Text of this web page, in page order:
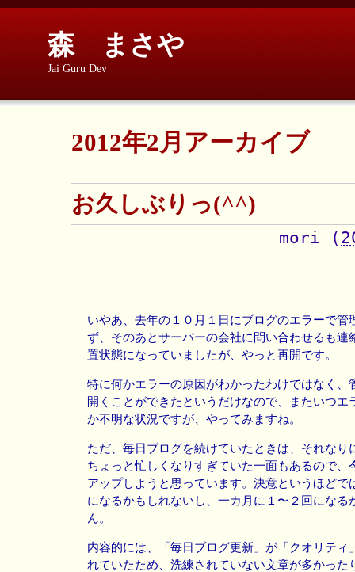
森 まさや
Jai Guru Dev
2012年2月アーカイブ
お久しぶりっ(^^)
mori (
いやあ、去年の１０月１日にブログのエラーで管
ず、そのあとサーバーの会社に問い合わせるも連
置状態になっていましたが、やっと再開です。
特に何かエラーの原因がわかったわけではなく、
開くことができたというだけなので、またいつエ
か不明な状況ですが、やってみますね。
ただ、毎日ブログを続けていたときは、それなり
ちょっと忙しくなりすぎていた一面もあるので、
アップしようと思っています。決意というほどで
になるかもしれないし、一カ月に１〜２回になる
ん。
内容的には、「毎日ブログ更新」が「クオリティ
れていたため、洗練されていない文章が多かった